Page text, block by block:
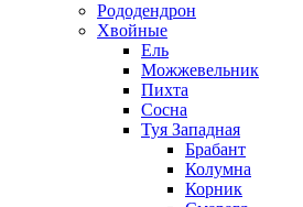
Рододендрон
Хвойные
Ель
Можжевельник
Пихта
Сосна
Туя Западная
Брабант
Колумна
Корник